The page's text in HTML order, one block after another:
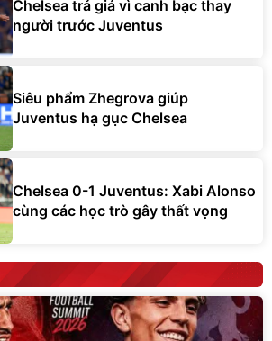
Chelsea trả giá vì canh bạc thay
người trước Juventus
Siêu phẩm Zhegrova giúp
Juventus hạ gục Chelsea
Chelsea 0-1 Juventus: Xabi Alonso
cùng các học trò gây thất vọng